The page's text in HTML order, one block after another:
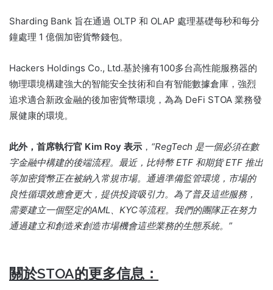
Sharding Bank 旨在通過 OLTP 和 OLAP 處理基礎每秒和每分
鐘處理 1 億個加密貨幣錢包。
Hackers Holdings Co., Ltd.基於擁有100多台高性能服務器的
物理環境構建強大的智能安全技術和自有智能數據倉庫，強烈
追求適合新政金融的後加密貨幣環境，為為 DeFi STOA 業務發
展健康的環境。
此外，首席執行官 Kim Roy 表示 ， “RegTech 是一個必須在數
字金融中構建的後端流程。最近，比特幣 ETF 和期貨 ETF 推出
等加密貨幣正在被納入常規市場。通過準備監管環境，市場的
良性循環效應會更大，提供投資吸引力。為了普及這些服務，
需要建立一個堅定的AML、KYC等流程。我們的團隊正在努力
通過建立和創造來創造市場機會這些業務的生態系統。”
關於STOA的更多信息：